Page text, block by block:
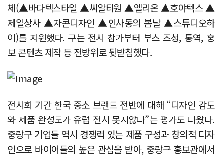
체(▲바다텍스타일 ▲씨알티원 ▲엘리온 ▲호야텍스 ▲
제일상사 ▲자콘디자인 ▲인사동의 봄날 ▲스튜디오하
이)를 지원했다. 구는 전시 참가부터 부스 조성, 통역, 홍
보 콘텐츠 제작 등 전방위로 뒷받침했다.
전시회 기간 한국 중소 브랜드 전반에 대해 “디자인 감도
와 제품 완성도가 유럽 전시 못지않다”는 평가도 나왔다.
중랑구 기업들 역시 경쟁력 있는 제품 구성과 창의적 디자
인으로 바이어들의 높은 관심을 받아, 중랑구 홍보관에서